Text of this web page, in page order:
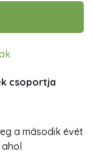
csoportja
a második évét